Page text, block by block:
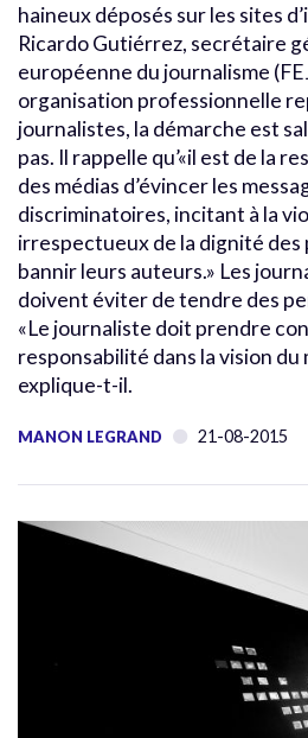
haineux déposés sur les sites
Ricardo Gutiérrez, secrétaire
européenne du journalisme
organisation professionnelle
journalistes, la démarche est
pas. Il rappelle qu’«il est de la
des médias d’évincer les
discriminatoires, incitant à la
irrespectueux de la dignité des
bannir leurs auteurs.» Les
doivent éviter de tendre des
«Le journaliste doit prendre
responsabilité dans la vision du
explique-t-il.
MANON LEGRAND 21-08-2015